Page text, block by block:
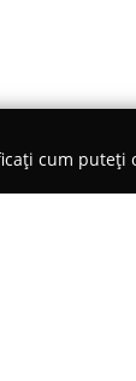
cum puteți